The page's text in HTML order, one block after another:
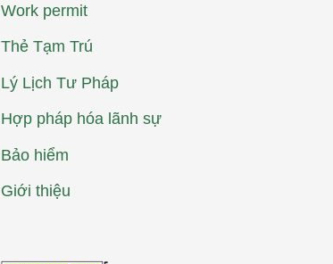
Work permit
Thẻ Tạm Trú
Lý Lịch Tư Pháp
Hợp pháp hóa lãnh sự
Bảo hiểm
Giới thiệu